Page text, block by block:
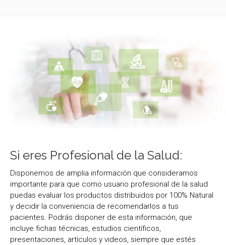
Si eres Profesional de la Salud:
Disponemos de amplia información que consideramos
importante para que como usuario profesional de la salud
puedas evaluar los productos distribuidos por 100% Natural
y decidir la conveniencia de recomendarlos a tus
pacientes. Podrás disponer de esta información, que
incluye fichas técnicas, estudios científicos,
presentaciones, artículos y videos, siempre que estés